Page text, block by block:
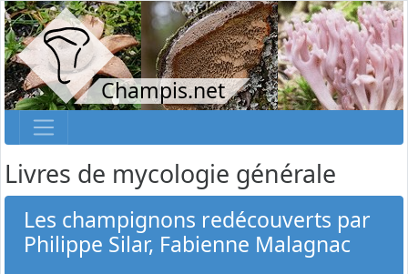
Champis.net
Livres de mycologie générale
Les champignons redécouverts par
Philippe Silar, Fabienne Malagnac